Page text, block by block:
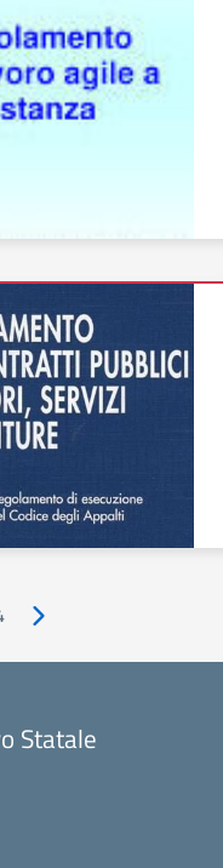
Pagina successiva
Statale